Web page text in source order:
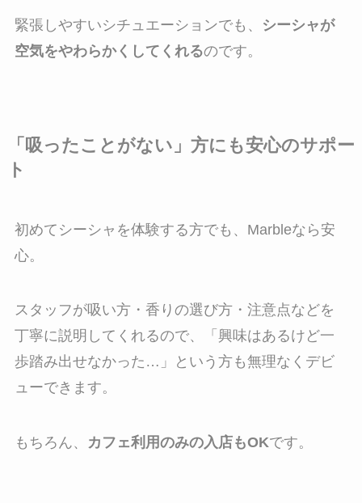
緊張しやすいシチュエーションでも、
シーシャが
空気をやわらかくしてくれるのです。
「吸ったことがない」方にも安心のサポー
ト
初めてシーシャを体験する方でも、Marbleなら安
心。
スタッフが吸い方・香りの選び方・注意点などを
丁寧に説明してくれるので、「興味はあるけど一
歩踏み出せなかった…」という方も無理なくデビ
ューできます。
もちろん、 カフェ利用のみの入店もOKです。